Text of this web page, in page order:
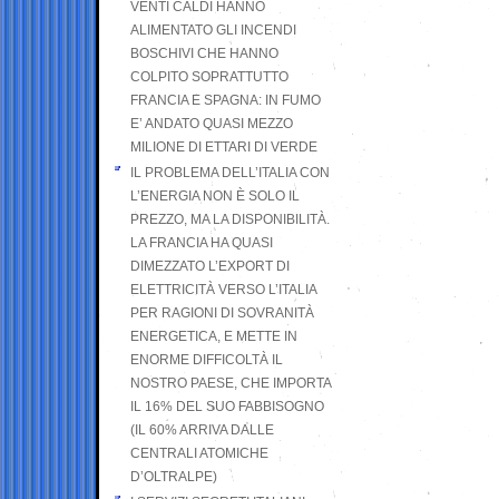
VENTI CALDI HANNO
ALIMENTATO GLI INCENDI
BOSCHIVI CHE HANNO
COLPITO SOPRATTUTTO
FRANCIA E SPAGNA: IN FUMO
E’ ANDATO QUASI MEZZO
MILIONE DI ETTARI DI VERDE
IL PROBLEMA DELL’ITALIA CON
L’ENERGIA NON È SOLO IL
PREZZO, MA LA DISPONIBILITÀ.
LA FRANCIA HA QUASI
DIMEZZATO L’EXPORT DI
ELETTRICITÀ VERSO L’ITALIA
PER RAGIONI DI SOVRANITÀ
ENERGETICA, E METTE IN
ENORME DIFFICOLTÀ IL
NOSTRO PAESE, CHE IMPORTA
IL 16% DEL SUO FABBISOGNO
(IL 60% ARRIVA DALLE
CENTRALI ATOMICHE
D’OLTRALPE)